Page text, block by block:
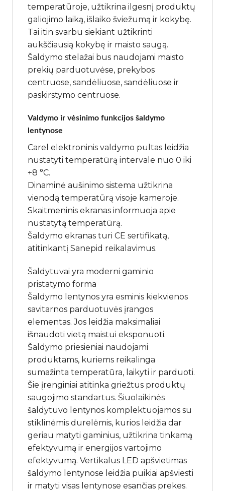
temperatūroje, užtikrina ilgesnį produktų
galiojimo laiką, išlaiko šviežumą ir kokybę.
Tai itin svarbu siekiant užtikrinti
aukščiausią kokybę ir maisto saugą.
Šaldymo stelažai bus naudojami maisto
prekių parduotuvėse, prekybos
centruose, sandėliuose, sandėliuose ir
paskirstymo centruose.
Valdymo ir vėsinimo funkcijos šaldymo
lentynose
Carel elektroninis valdymo pultas leidžia
nustatyti temperatūrą intervale nuo 0 iki
+8 °C.
Dinaminė aušinimo sistema užtikrina
vienodą temperatūrą visoje kameroje.
Skaitmeninis ekranas informuoja apie
nustatytą temperatūrą.
Šaldymo ekranas turi CE sertifikatą,
atitinkantį Sanepid reikalavimus.
Šaldytuvai yra moderni gaminio
pristatymo forma
Šaldymo lentynos yra esminis kiekvienos
savitarnos parduotuvės įrangos
elementas. Jos leidžia maksimaliai
išnaudoti vietą maistui eksponuoti.
Šaldymo priesieniai naudojami
produktams, kuriems reikalinga
sumažinta temperatūra, laikyti ir parduoti.
Šie įrenginiai atitinka griežtus produktų
saugojimo standartus. Šiuolaikinės
šaldytuvo lentynos komplektuojamos su
stiklinėmis durelėmis, kurios leidžia dar
geriau matyti gaminius, užtikrina tinkamą
efektyvumą ir energijos vartojimo
efektyvumą. Vertikalus LED apšvietimas
šaldymo lentynose leidžia puikiai apšviesti
ir matyti visas lentynose esančias prekes.